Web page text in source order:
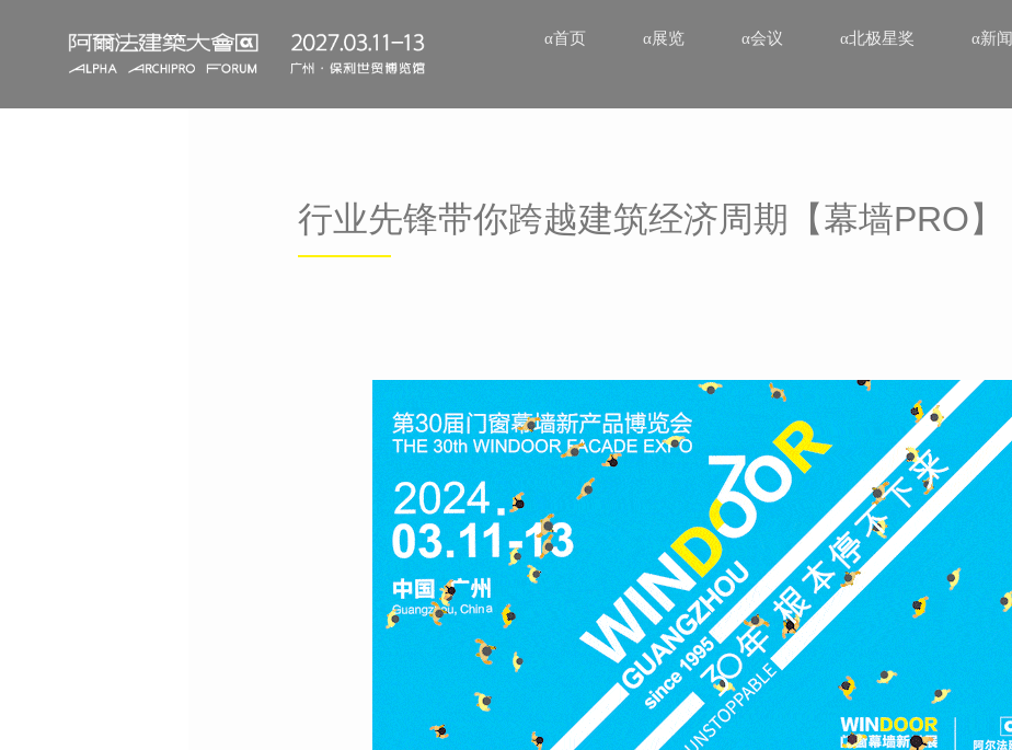
α首页 α展览 α会议 α北极星奖 α新闻
行业先锋带你跨越建筑经济周期【幕墙PRO】